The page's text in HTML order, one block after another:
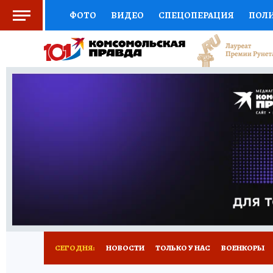
ФОТО ВИДЕО СПЕЦОПЕРАЦИЯ
СОЦПОДДЕРЖКА НАУКА СПЕЦПРОЕКТЫ
НАЦИОНАЛЬНЫЕ ПРОЕКТЫ РОССИИ
ПУТЕВОДИТЕЛЬ
НОВОЕ НА САЙТЕ
СЕГОДНЯ: НОВОСТИ ТОЛЬКО У НАС ВОЕНКОРЫ